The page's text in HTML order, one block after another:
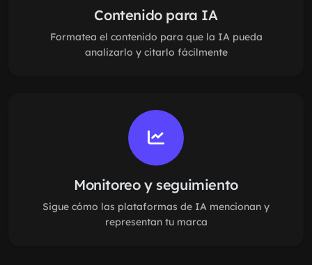
Contenido para IA
Formatea el contenido para que la IA pueda
analizarlo y citarlo fácilmente
Monitoreo y seguimiento
Sigue cómo las plataformas de IA mencionan y
representan tu marca